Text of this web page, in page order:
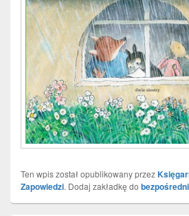
Ten wpis został opublikowany przez
Zapowiedzi. Dodaj zakładkę do